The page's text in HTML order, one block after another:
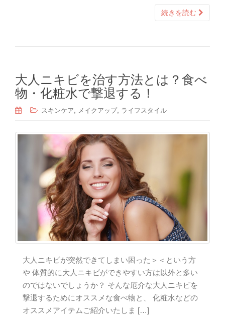
続きを読む
大人ニキビを治す方法とは？食べ
物・化粧水で撃退する！
スキンケア, メイクアップ, ライフスタイル
大人ニキビが突然できてしまい困った＞＜という方
や 体質的に大人ニキビができやすい方は以外と多い
のではないでしょうか？ そんな厄介な大人ニキビを
撃退するためにオススメな食べ物と、 化粧水などの
オススメアイテムご紹介いたしま […]